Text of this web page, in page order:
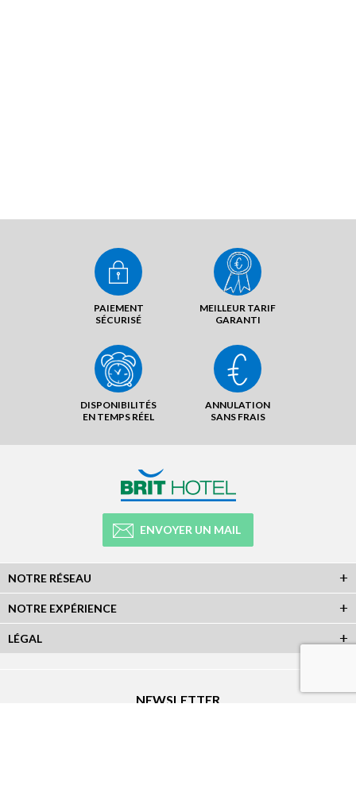
PAIEMENT
SÉCURISÉ
MEILLEUR TARIF
GARANTI
DISPONIBILITÉS
EN TEMPS RÉEL
ANNULATION
SANS FRAIS
ENVOYER UN MAIL
NOTRE RÉSEAU
NOTRE EXPÉRIENCE
LÉGAL
NEWSLETTER